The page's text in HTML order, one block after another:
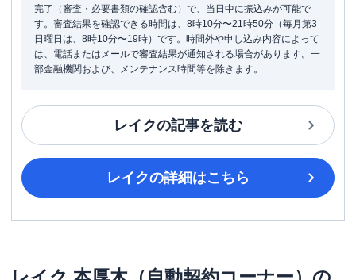
完了（審査・必要書類の確認含む）で、当日中に振込みが可能で
す。審査結果を確認できる時間は、8時10分〜21時50分（毎月第3
日曜日は、8時10分〜19時）です。時間外や申し込み内容によって
は、電話またはメールで審査結果が通知される場合があります。一
部金融機関および、メンテナンス時間等を除きます。
レイクの記事を読む
レイクの詳細はこちら